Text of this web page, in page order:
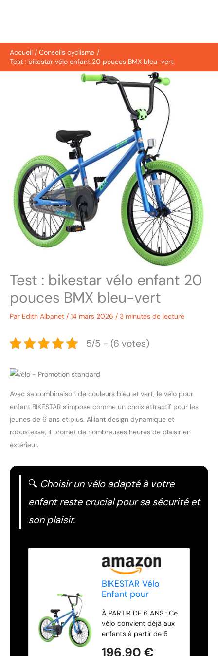
Accueil
Conseils cyclisme
Test : bikestar vélo enfant 20 pouces BMX bleu-vert
Test : bikestar vélo enfant 20
pouces BMX bleu-vert
Par Edith Albanet / 14 mars 2026 / 3 minutes de lecture
5/5 - (6 votes)
Avec sa combinaison de couleurs bleu et vert, le vélo pour
enfant BIKESTAR s’impose comme un choix attractif pour les
jeunes de 6 ans et plus. Alliant design dynamique et
robustesse, il promet de nombreuses heures de plaisir en
extérieur.
🔍 Choisir un vélo adapté à votre
enfant reste crucial pour sa sécurité et
son plaisir.
BIKESTAR Vélo
Enfant pour
de 6 Ans |
Bicyclette Enfant
20 Pouces BMX
avec Freins | Bleu &
À PARTIR DE 6 ANS : Ce
vélo convient déjà aux
enfants à partir de 6
116cm. Le guidon et la
196,90 €